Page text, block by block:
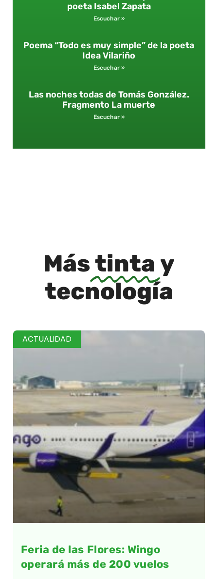
poeta Isabel Zapata
Escuchar »
Poema “Todo es muy simple” de la poeta
Idea Vilariño
Escuchar »
Las noches todas de Tomás González.
Fragmento La muerte
Escuchar »
Mástinta y
tecnología
ACTUALIDAD
Feria de las Flores: Wingo
operará más de 200 vuelos